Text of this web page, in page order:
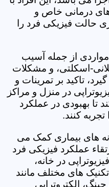
های درمانی خاص و
حالت فیزیکی فرد را
از جمله آسیب
اسکلتی، و مشکلات
تاکید بر تمرینات و
در منزل و مراکز
تا بهبودی در عملکرد
کنند.
های بیماری کمک می
عملکرد فیزیکی فرد
در خانه،
های مختلف مانند
الکتروتراپی